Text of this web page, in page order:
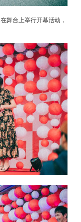
舞台上举行开幕活动，